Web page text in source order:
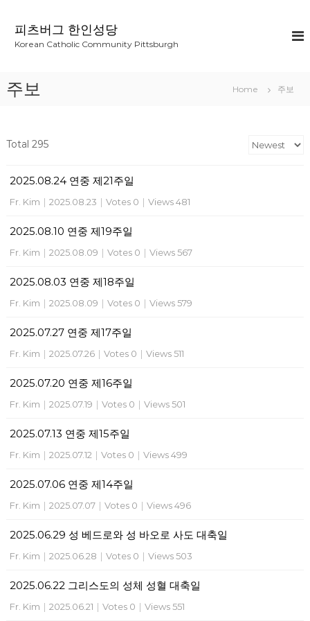
피츠버그 한인성당
Korean Catholic Community Pittsburgh
주보 Home 주보
Total 295
2025.08.24 연중 제21주일
Fr. Kim | 2025.08.23 | Votes 0 | Views 481
2025.08.10 연중 제19주일
Fr. Kim | 2025.08.09 | Votes 0 | Views 567
2025.08.03 연중 제18주일
Fr. Kim | 2025.08.09 | Votes 0 | Views 579
2025.07.27 연중 제17주일
Fr. Kim | 2025.07.26 | Votes 0 | Views 511
2025.07.20 연중 제16주일
Fr. Kim | 2025.07.19 | Votes 0 | Views 501
2025.07.13 연중 제15주일
Fr. Kim | 2025.07.12 | Votes 0 | Views 499
2025.07.06 연중 제14주일
Fr. Kim | 2025.07.07 | Votes 0 | Views 496
2025.06.29 성 베드로와 성 바오로 사도 대축일
Fr. Kim | 2025.06.28 | Votes 0 | Views 503
2025.06.22 그리스도의 성체 성혈 대축일
Fr. Kim | 2025.06.21 | Votes 0 | Views 551